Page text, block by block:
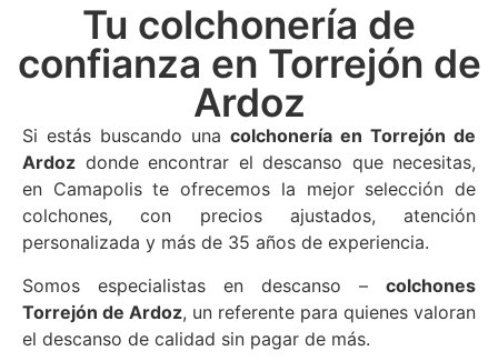
Tu colchonería de
confianza en Torrejón de
Ardoz
Si estás buscando una colchonería en Torrejón de
Ardoz donde encontrar el descanso que necesitas,
en Camapolis te ofrecemos la mejor selección de
colchones, con precios ajustados, atención
personalizada y más de 35 años de experiencia.
Somos especialistas en descanso – colchones
Torrejón de Ardoz, un referente para quienes valoran
el descanso de calidad sin pagar de más.